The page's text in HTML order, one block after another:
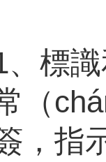
、標
（
，指